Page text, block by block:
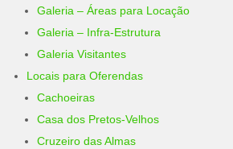
Galeria – Áreas para Locação
Galeria – Infra-Estrutura
Galeria Visitantes
Locais para Oferendas
Cachoeiras
Casa dos Pretos-Velhos
Cruzeiro das Almas